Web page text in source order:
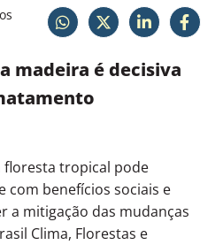
madeira é decisiva
floresta tropical pode
com benefícios sociais e
a mitigação das mudanças
Clima, Florestas e